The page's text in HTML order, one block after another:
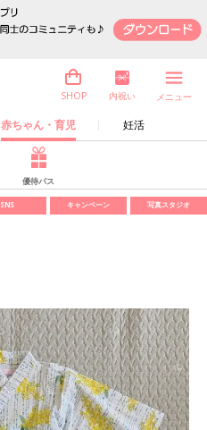
赤ちゃん・育児 妊活
SHOP 内祝い メニュー
優待パス
SNS キャンペーン 写真スタジオ